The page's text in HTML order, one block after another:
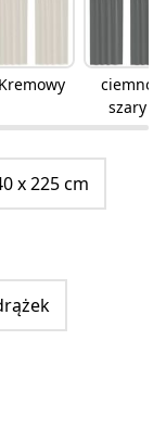
Kremowy
ciemno
szary
x 225 cm